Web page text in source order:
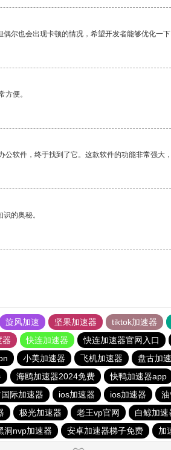
尔也会出现卡顿的情况，希望开发者能够优化一下
方便。
软件，终于找到了它。这款软件的功能非常强大
的奥秘。
旋风加速 坚果加速器 tiktok加速器
器 快连加速器 快连加速器官网入口
小美加速器 飞机加速器 盘古加
海鸥加速器2024免费 快鸭加速器app
际加速器 ios加速器 ios加速器
极光加速器 老王vp官网 白鲸加速
洞nvp加速器 安卓加速器梯子免费 加